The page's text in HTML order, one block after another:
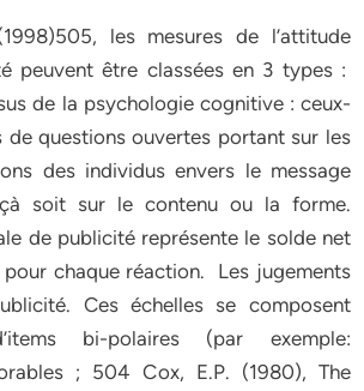
les mesures de l’attitude
peuvent être classées en 3 types :
de la psychologie cognitive : ceux-
questions ouvertes portant sur les
des individus envers le message
soit sur le contenu ou la forme.
de publicité représente le solde net
chaque réaction. Les jugements
Ces échelles se composent
bi-polaires (par exemple:
; 504 Cox, E.P. (1980), The